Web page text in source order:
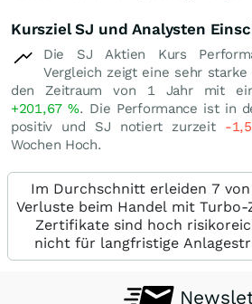
Kursziel SJ und Analysten
Die SJ Aktien Kurs
Vergleich zeigt eine sehr
den Zeitraum von 1 Jahr mit
+201,67%. Die Performance ist in
positiv und SJ notiert zurzeit -
Wochen Hoch.
Im Durchschnitt erleiden 7
Verluste beim Handel mit
Zertifikate sind hoch
nicht für langfristige